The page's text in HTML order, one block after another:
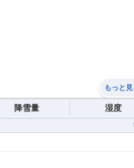
もっと見
降雪量 湿度